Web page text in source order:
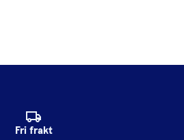
Fri frakt